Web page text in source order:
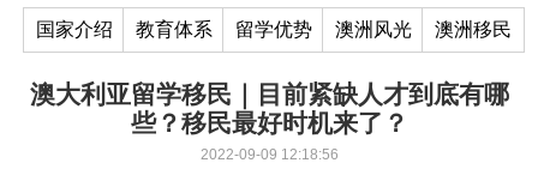
国家介绍 教育体系 留学优势 澳洲风光 澳洲移民
澳大利亚留学移民｜目前紧缺人才到底有哪
些？移民最好时机来了？
2022-09-09 12:18:56